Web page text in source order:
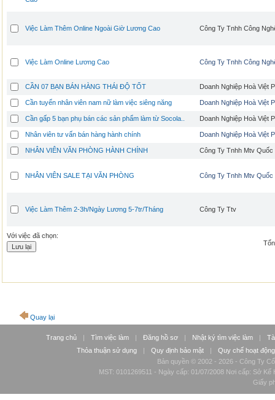
Việc Làm Thêm Online Ngoài Giờ Lương Cao Công Ty Tnhh Công
Việc Làm Online Lương Cao Công Ty Tnhh Công
CẦN 07 BẠN BÁN HÀNG THÁI ĐỘ TỐT Doanh Nghiệp Hoà Việt
Cần tuyển nhân viên nam nữ làm việc siêng năng Doanh Nghiệp Hoà Việt
Cần gấp 5 bạn phụ bán các sản phẩm làm từ Socola.. Doanh Nghiệp Hoà Việt
Nhân viên tư vấn bán hàng hành chính Doanh Nghiệp Hoà Việt
NHÂN VIÊN VĂN PHÒNG HÀNH CHÍNH Công Ty Tnhh Mtv Quốc
NHÂN VIÊN SALE TẠI VĂN PHÒNG Công Ty Tnhh Mtv Quốc
Việc Làm Thêm 2-3h/Ngày Lương 5-7tr/Tháng Công Ty Ttv
Với việc đã chọn:
Quay lại
Trang chủ | Tìm việc làm | Đăng hồ sơ | Nhật ký tìm việc làm |
Thỏa thuận sử dụng
| Quy định bảo mật |
Quy chế hoạt động
Bản quyền © 2002 - 2026 - Công Ty
MST: 0101269511 - Ngày cấp: 01/07/2008 Nơi cấp: Sở
Giấy